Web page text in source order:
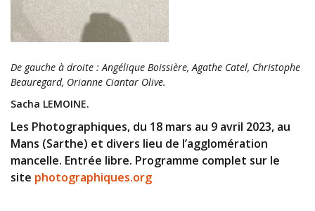
De gauche à droite : Angélique Boissière, Agathe Catel, Christophe
Beauregard, Orianne Ciantar Olive.
Sacha LEMOINE.
Les Photographiques, du 18 mars au 9 avril 2023, au
Mans (Sarthe) et divers lieu de l’agglomération
mancelle. Entrée libre. Programme complet sur le
site photographiques.org